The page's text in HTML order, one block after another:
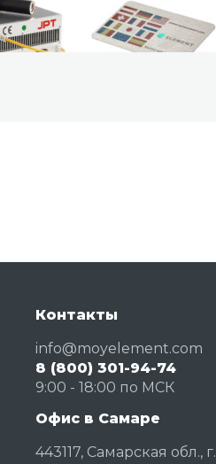
Контакты
info@moyelement.com
8 (800) 301-94-74
9:00 - 18:00 по МСК
Офис в Самаре
443117, Самарская обл., г.